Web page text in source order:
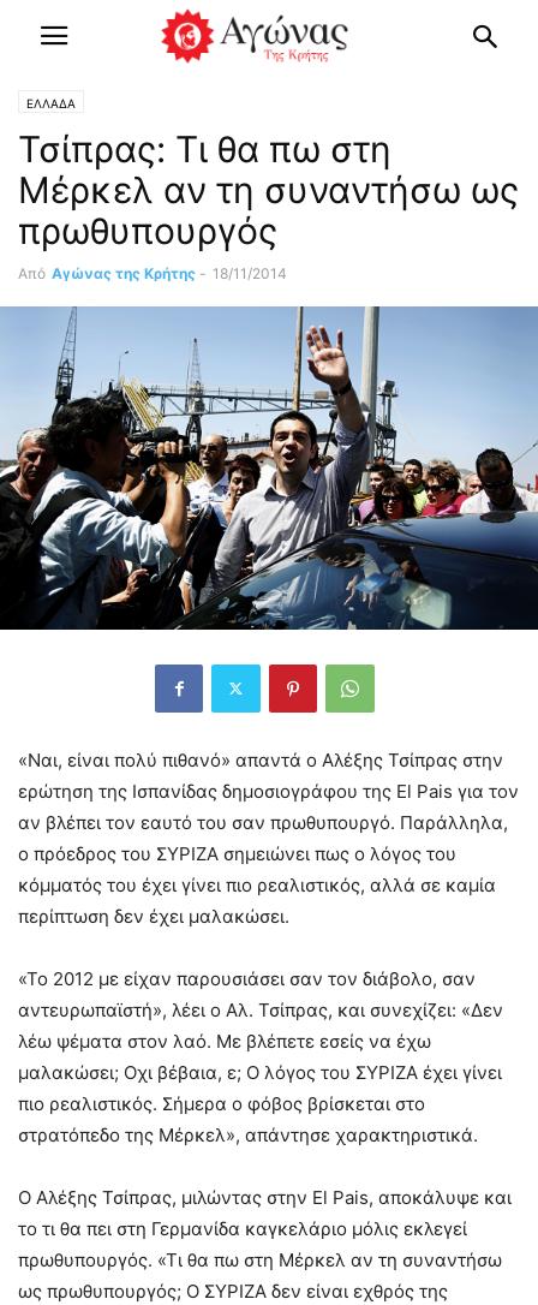
ΕΛΛΑΔΑ
Τσίπρας: Τι θα πω στη
Μέρκελ αν τη συναντήσω ως
πρωθυπουργός
Από Αγώνας της Κρήτης - 18/11/2014
«Ναι, είναι πολύ πιθανό» απαντά ο Αλέξης Τσίπρας στην
ερώτηση της Ισπανίδας δημοσιογράφου της El Pais για τον
αν βλέπει τον εαυτό του σαν πρωθυπουργό. Παράλληλα,
ο πρόεδρος του ΣΥΡΙΖΑ σημειώνει πως ο λόγος του
κόμματός του έχει γίνει πιο ρεαλιστικός, αλλά σε καμία
περίπτωση δεν έχει μαλακώσει.
«Το 2012 με είχαν παρουσιάσει σαν τον διάβολο, σαν
αντευρωπαϊστή», λέει ο Αλ. Τσίπρας, και συνεχίζει: «Δεν
λέω ψέματα στον λαό. Με βλέπετε εσείς να έχω
μαλακώσει; Οχι βέβαια, ε; Ο λόγος του ΣΥΡΙΖΑ έχει γίνει
πιο ρεαλιστικός. Σήμερα ο φόβος βρίσκεται στο
στρατόπεδο της Μέρκελ», απάντησε χαρακτηριστικά.
Ο Αλέξης Τσίπρας, μιλώντας στην El Pais, αποκάλυψε και
το τι θα πει στη Γερμανίδα καγκελάριο μόλις εκλεγεί
πρωθυπουργός. «Τι θα πω στη Μέρκελ αν τη συναντήσω
ως πρωθυπουργός; Ο ΣΥΡΙΖΑ δεν είναι εχθρός της